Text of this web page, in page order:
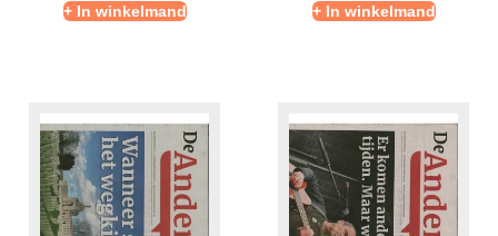
+ In winkelmand + In winkelmand